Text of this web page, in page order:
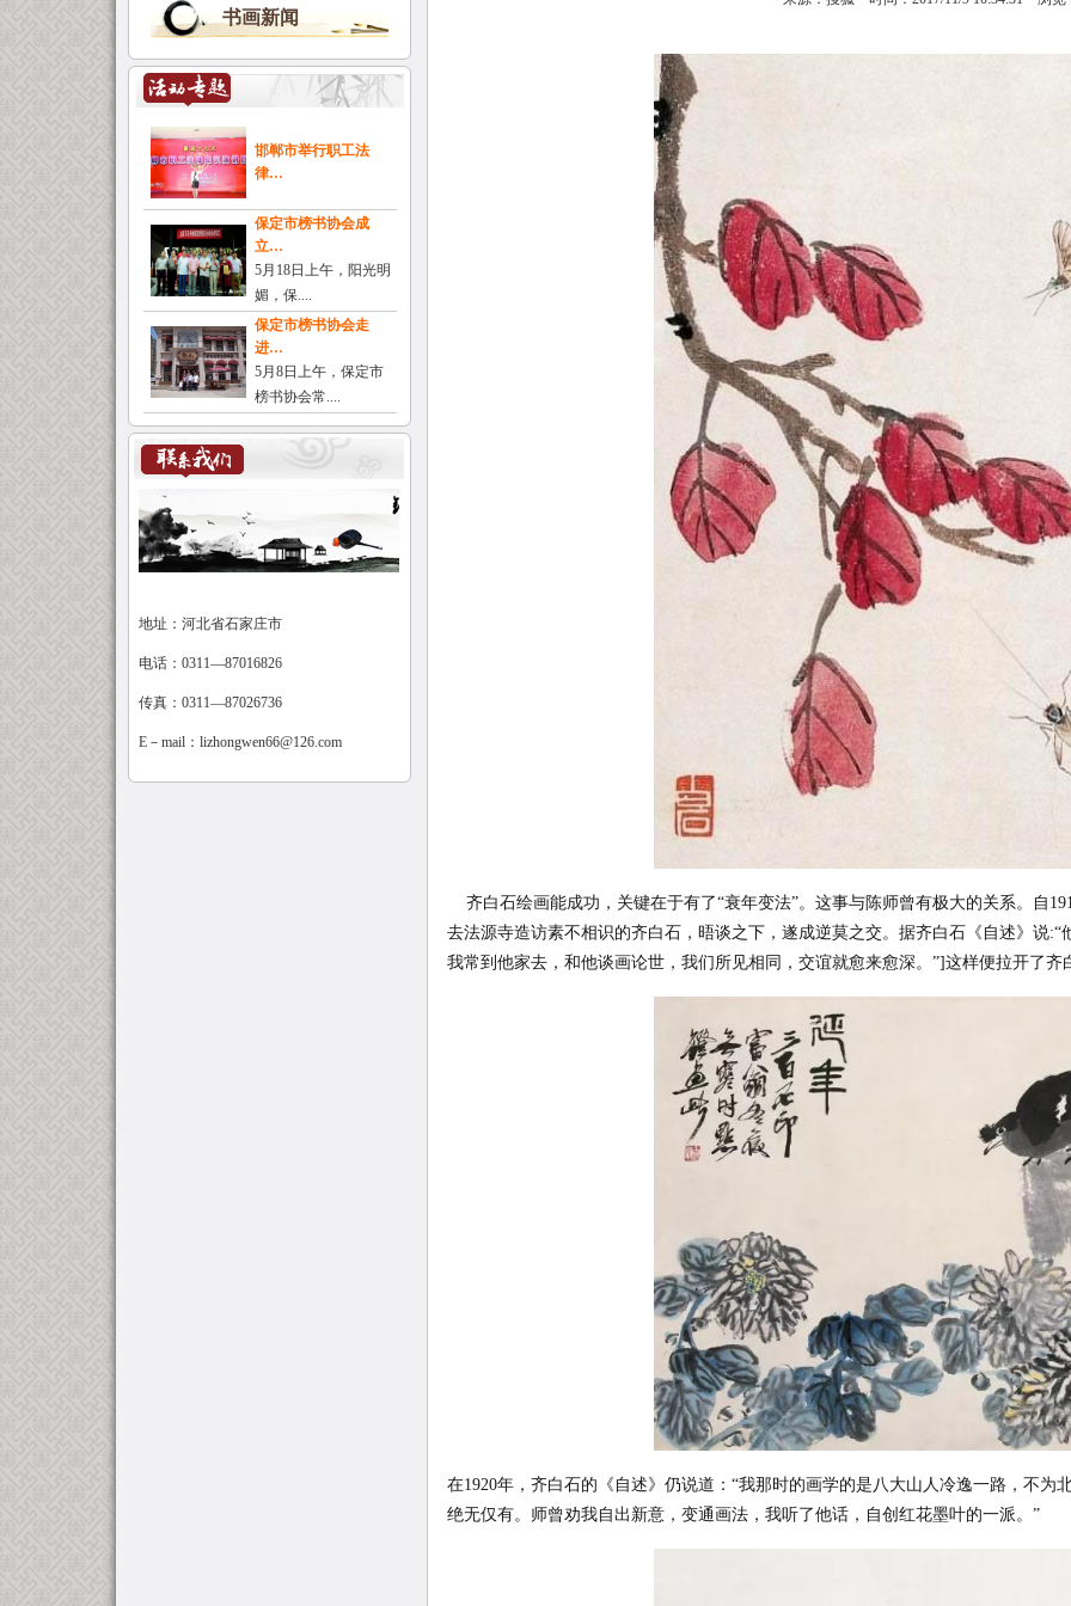
书画新闻
邯郸市举行职工法
律…
保定市榜书协会成
立…
5月18日上午，阳光明
媚，保....
保定市榜书协会走
进…
5月8日上午，保定市
榜书协会常....
地址：河北省石家庄市
电话：0311—87016826
传真：0311—87026736
E－mail： lizhongwen66@126.com
齐白石绘画能成功，关键在于有了“衰年变法”。这事与陈师曾有极大的关系。自
去法源寺造访素不相识的齐白石，晤谈之下，遂成逆莫之交。据齐白石《自述》说
我常到他家去，和他谈画论世，我们所见相同，交谊就愈来愈深。”]这样便拉开了齐
在1920年，齐白石的《自述》仍说道：“我那时的画学的是八大山人冷逸一路，不
绝无仅有。师曾劝我自出新意，变通画法，我听了他话，自创红花墨叶的一派。”